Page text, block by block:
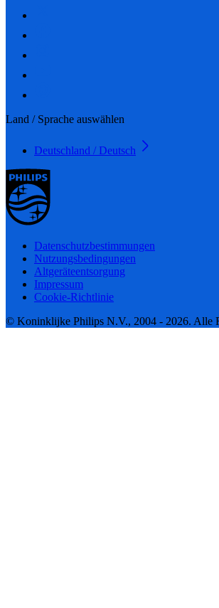
Land / Sprache auswählen
Deutschland / Deutsch
Datenschutzbestimmungen
Nutzungsbedingungen
Altgeräteentsorgung
Impressum
Cookie-Richtlinie
© Koninklijke Philips N.V., 2004 - 2026. Alle